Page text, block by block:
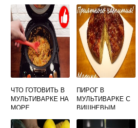
ЧЕМ ЗАМЕНИТЬ
ЧТО ГОТОВИТЬ В
МУЛЬТИВАРКЕ НА
МОРЕ
ПИРОГ В
МУЛЬТИВАРКЕ С
ВИШНЕВЫМ